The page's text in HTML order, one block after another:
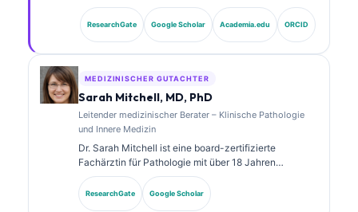
Erfahrung in der Labormedizin und in der KI-
gestützten klinischen Analyse. Als Chief Medical
Officer bei Kantesti AI übernimmt er die klinische
Biomarker-Interpretation und Labordiagnostik
veröffentlicht.
ResearchGate Google Scholar Academia.edu ORCID
MEDIZINISCHER GUTACHTER
Sarah Mitchell, MD, PhD
Leitender medizinischer Berater – Klinische Pathologie
und Innere Medizin
Dr. Sarah Mitchell ist eine board-zertifizierte
Fachärztin für Pathologie mit über 18 Jahren
Erfahrung in der Laboratoriumsmedizin und in der
diagnostischen Analyse. Sie verfügt über
Spezialzertifizierungen in klinischer Chemie und hat
ResearchGate Google Scholar